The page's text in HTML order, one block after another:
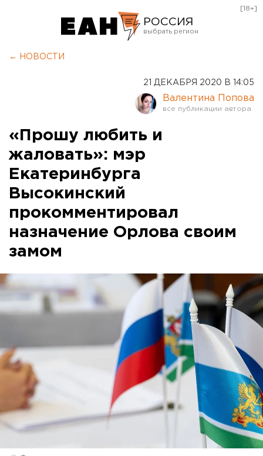
РОССИЯ
Курган
Оренбург
[18+]
← НОВОСТИ
21 ДЕКАБРЯ 2020 В 14:05
Валентина Попова
«Прошу любить и
жаловать»: мэр
Екатеринбурга
Высокинский
прокомментировал
назначение Орлова своим
замом